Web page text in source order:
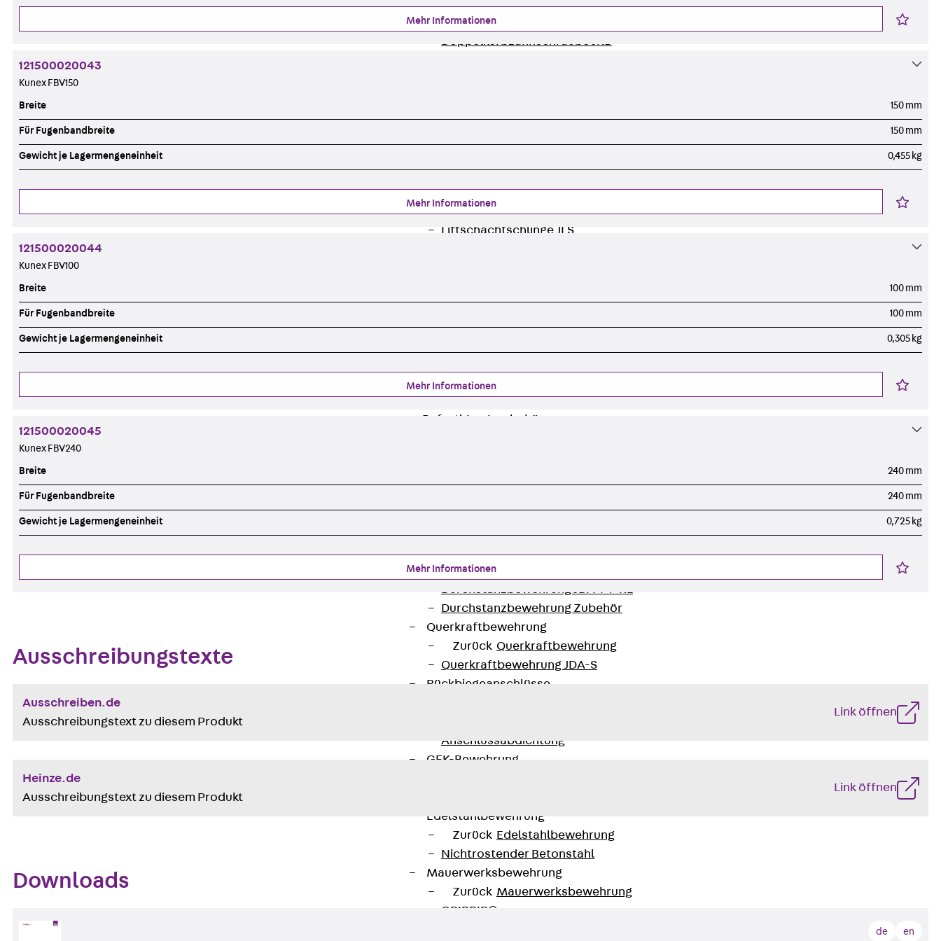
Hammerkopfschraube JH
Sollbruchschraube JH-SB
Doppelkerbzahnschraube JKB
Zahnschraube JXE
Anschlagbefestigungen
Zurück Anschlagbefestigungen
Liftschachtanker JLF
Liftschachtschlinge JLS
Trapezblechbefestigungsschienen
Zurück Trapezblechbefestigungsschienen
Zurück
Gerüstschuhe JG
Befestigungszubehör
Zurück Bewehrung
Durchstanzbewehrung
Zurück Durchstanzbewehrung
Durchstanzbewehrung JDA
Durchstanzbewehrung JDA-FT-KL
Durchstanzbewehrung Zubehör
Querkraftbewehrung
Zurück Querkraftbewehrung
Querkraftbewehrung JDA-S
Rückbiegeanschlüsse
Anschlussabdichtung
GFK-Bewehrung
Edelstahlbewehrung
Zurück Edelstahlbewehrung
Nichtrostender Betonstahl
Mauerwerksbewehrung
Zurück Mauerwerksbewehrung
GRIPRIP®
Mehr Informationen
121500020043
Kunex FBV150
Breite 150 mm
Für Fugenbandbreite 150 mm
Gewicht je Lagermengeneinheit 0,455 kg
Mehr Informationen
121500020044
Kunex FBV100
Breite 100 mm
Für Fugenbandbreite 100 mm
Gewicht je Lagermengeneinheit 0,305 kg
Mehr Informationen
121500020045
Kunex FBV240
Breite 240 mm
Für Fugenbandbreite 240 mm
Gewicht je Lagermengeneinheit 0,725 kg
Mehr Informationen
Ausschreibungstexte
Ausschreiben.de
Ausschreibungstext zu diesem Produkt
Link öffnen
Heinze.de
Ausschreibungstext zu diesem Produkt
Link öffnen
Downloads
de en